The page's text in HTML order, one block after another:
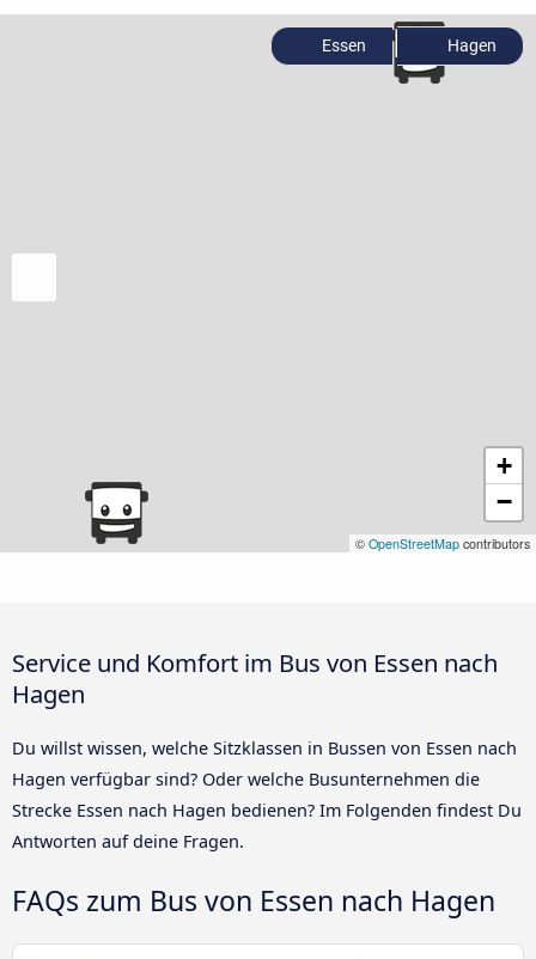
+
−
© OpenStreetMap contributors
Essen Hagen
Service und Komfort im Bus von Essen nach
Hagen
Du willst wissen, welche Sitzklassen in Bussen von Essen nach
Hagen verfügbar sind? Oder welche Busunternehmen die
Strecke Essen nach Hagen bedienen? Im Folgenden findest Du
Antworten auf deine Fragen.
FAQs zum Bus von Essen nach Hagen